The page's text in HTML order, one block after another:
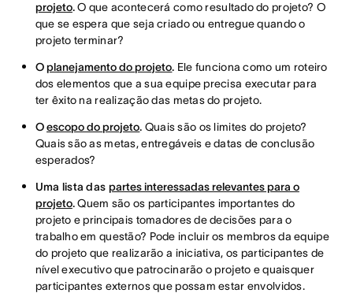
projeto.O que acontecerá como resultado do projeto? O
que se espera que seja criado ou entregue quando o
projeto terminar?
Oplanejamento do projeto. Ele funciona como um roteiro
dos elementos que a sua equipe precisa executar para
ter êxito na realização das metas do projeto.
Oescopo do projeto. Quais são os limites do projeto?
Quais são as metas, entregáveis e datas de conclusão
esperados?
Uma lista das partes interessadas relevantes para o
projeto.Quem são os participantes importantes do
projeto e principais tomadores de decisões para o
trabalho em questão? Pode incluir os membros da equipe
do projeto que realizarão a iniciativa, os participantes de
nível executivo que patrocinarão o projeto e quaisquer
participantes externos que possam estar envolvidos.